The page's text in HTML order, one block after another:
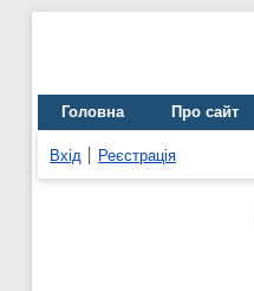
Головна Про сайт
Вхід Реєстрація